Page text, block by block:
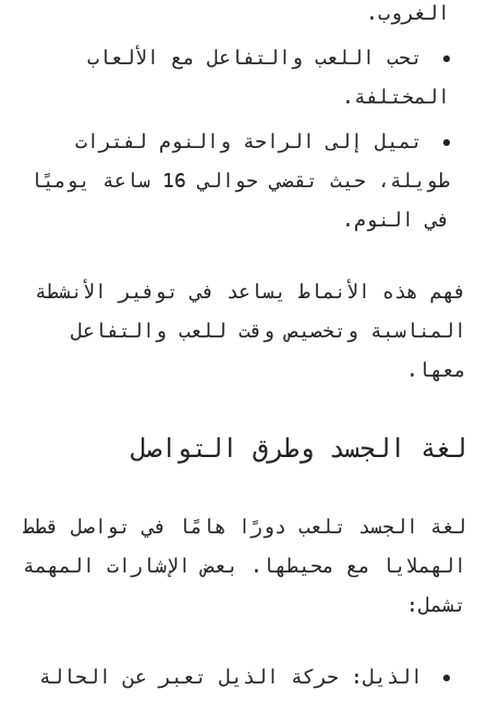
الغروب.
تحب اللعب والتفاعل مع الألعاب
المختلفة.
تميل إلى الراحة والنوم لفترات
طويلة، حيث تقضي حوالي 16 ساعة يوميًا
في النوم.
فهم هذه الأنماط يساعد في توفير الأنشطة
المناسبة وتخصيص وقت للعب والتفاعل
معها.
لغة الجسد وطرق التواصل
لغة الجسد تلعب دورًا هامًا في تواصل قطط
الهملايا مع محيطها. بعض الإشارات المهمة
تشمل:
الذيل: حركة الذيل تعبر عن الحالة